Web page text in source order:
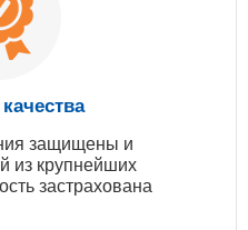
защищены и
из крупнейших
застрахована